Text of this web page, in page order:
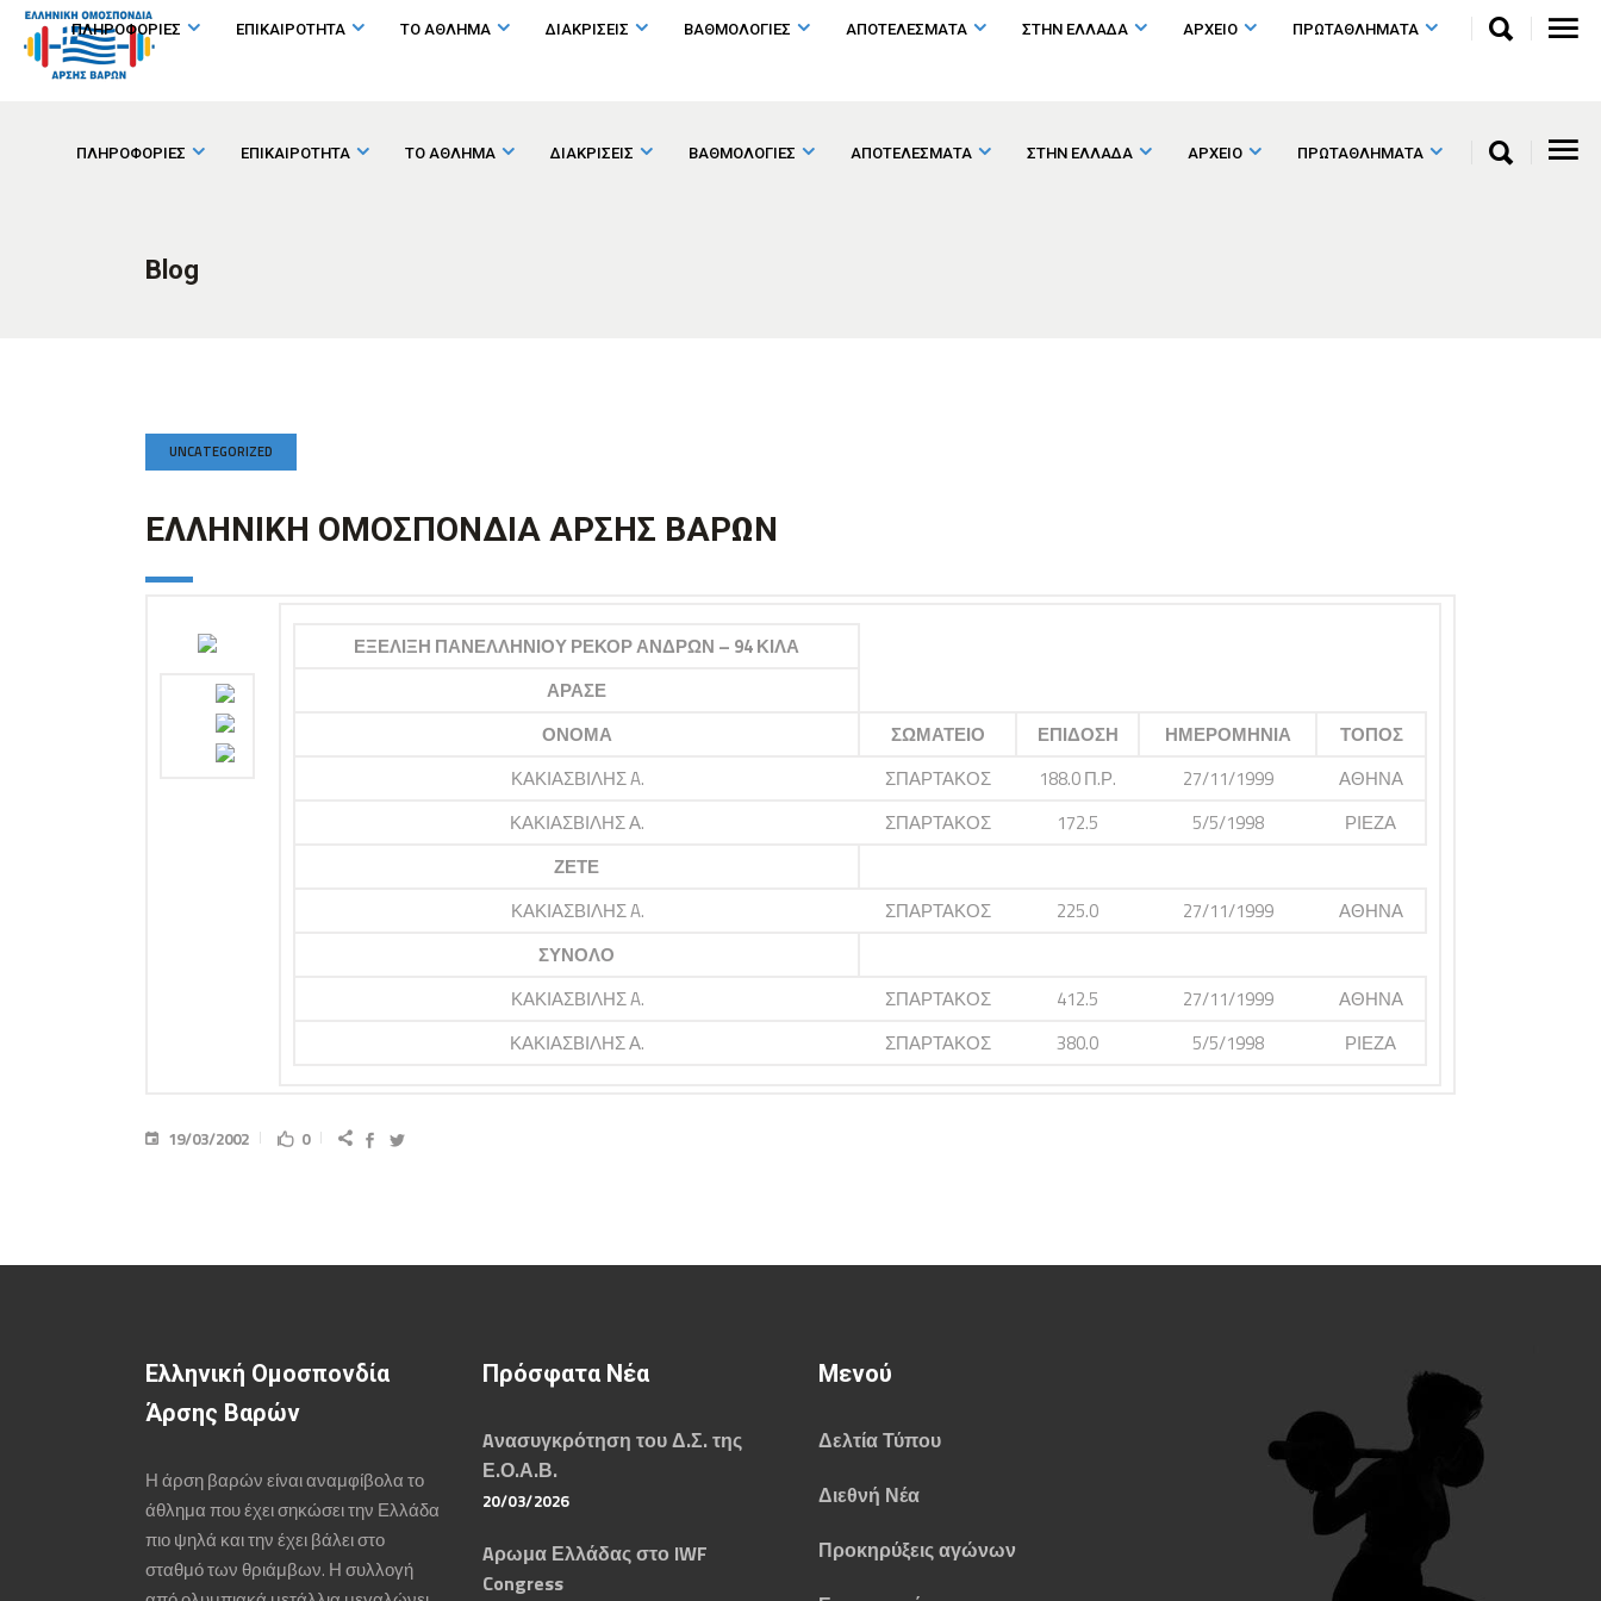
ΠΛΗΡΟΦΟΡΙΕΣ ΕΠΙΚΑΙΡΟΤΗΤΑ ΤΟ ΑΘΛΗΜΑ ΔΙΑΚΡΙΣΕΙΣ ΒΑΘΜΟΛΟΓΙΕΣ ΑΠΟΤΕΛΕΣΜΑΤΑ ΣΤΗΝ ΕΛΛΑΔΑ ΑΡΧΕΙΟ ΠΡΩΤΑΘΛΗΜΑΤΑ
ΠΛΗΡΟΦΟΡΙΕΣ ΕΠΙΚΑΙΡΟΤΗΤΑ ΤΟ ΑΘΛΗΜΑ ΔΙΑΚΡΙΣΕΙΣ ΒΑΘΜΟΛΟΓΙΕΣ ΑΠΟΤΕΛΕΣΜΑΤΑ ΣΤΗΝ ΕΛΛΑΔΑ ΑΡΧΕΙΟ ΠΡΩΤΑΘΛΗΜΑΤΑ
Blog
UNCATEGORIZED
ΕΛΛΗΝΙΚΗ ΟΜΟΣΠΟΝΔΙΑ ΑΡΣΗΣ ΒΑΡΩΝ
ΕΞΕΛΙΞΗ ΠΑΝΕΛΛΗΝΙΟΥ ΡΕΚΟΡ ΑΝΔΡΩΝ – 94 ΚΙΛΑ
ΑΡΑΣΕ
ΟΝΟΜΑ
ΣΩΜΑΤΕΙΟ ΕΠΙΔΟΣΗ ΗΜΕΡΟΜΗΝΙΑ
ΤΟΠΟΣ
ΚΑΚΙΑΣΒΙΛΗΣ A.
ΣΠΑΡΤΑΚΟΣ 188.0 Π.Ρ. 27/11/1999
ΑΘΗΝΑ
ΚΑΚΙΑΣΒΙΛΗΣ Α.
ΣΠΑΡΤΑΚΟΣ 172.5 5/5/1998
ΡΙΕΖΑ
ΖΕΤΕ
ΚΑΚΙΑΣΒΙΛΗΣ A.
ΣΠΑΡΤΑΚΟΣ 225.0 27/11/1999
ΑΘΗΝΑ
ΣΥΝΟΛΟ
ΚΑΚΙΑΣΒΙΛΗΣ A.
ΣΠΑΡΤΑΚΟΣ 412.5 27/11/1999
ΑΘΗΝΑ
ΚΑΚΙΑΣΒΙΛΗΣ Α.
ΣΠΑΡΤΑΚΟΣ 380.0 5/5/1998 ΡΙΕΖΑ
19/03/2002 0
Ελληνική Ομοσπονδία
Άρσης Βαρών
Η άρση βαρών είναι αναμφίβολα το
άθλημα που έχει σηκώσει την Ελλάδα
πιο ψηλά και την έχει βάλει στο
σταθμό των θριάμβων. Η συλλογή
Πρόσφατα Νέα
Aνασυγκρότηση του Δ.Σ. της
Ε.Ο.Α.Β.
20/03/2026
Aρωμα Ελλάδας στο IWF
Congress
Μενού
Δελτία Τύπου
Διεθνή Νέα
Προκηρύξεις αγώνων